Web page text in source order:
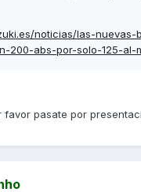
noticias/las-nuevas-
200-abs-por-solo-125-al-
favor pasate por